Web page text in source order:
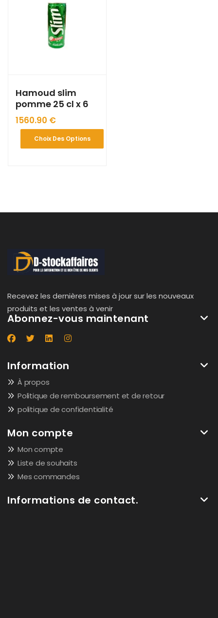
Hamoud slim
pomme 25 cl x 6
1560.90 €
Choix Des Options
Recevez les dernières mises à jour sur les nouveaux
produits et les ventes à venir
Abonnez-vous maintenant
Information
À propos
Politique de remboursement et de retour
politique de confidentialité
Mon compte
Mon compte
Liste de souhaits
Mes commandes
Informations de contact.